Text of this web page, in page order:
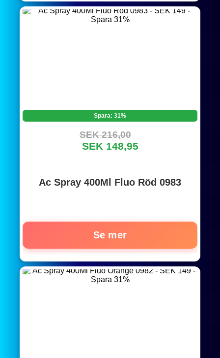
Spara: 31%
SEK 216,00
SEK 148,95
Ac Spray 400Ml Fluo Röd 0983
Se mer